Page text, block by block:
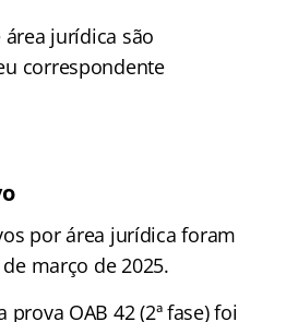
jurídica são
correspondente
por área jurídica foram
março de 2025.
OAB 42 (2ª fase) foi